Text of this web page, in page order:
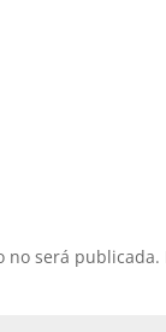
no será publicada.